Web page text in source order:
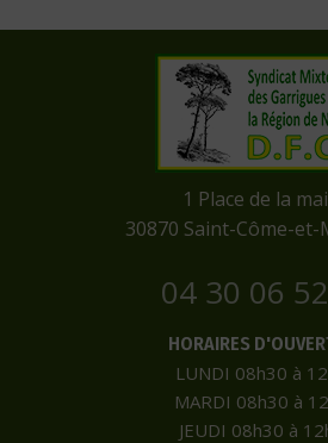
​1 Place de la
​30870 Saint-Côme-
04 30 06
HORAIRES
LUNDI 08h30 à
MARDI 08h30 à
JEUDI 08h30 à